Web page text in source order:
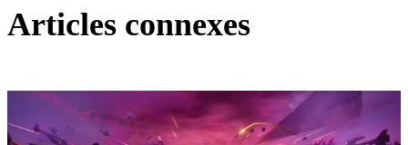
Articles connexes